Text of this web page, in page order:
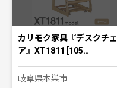
カリモク家具『デスクチェ
ア』XT1811 [105…
岐阜県本巣市